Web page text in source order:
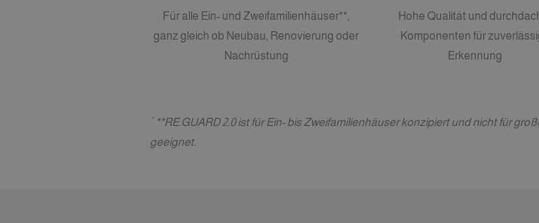
Für alle Ein- und Zweifamilienhäuser**,
ganz gleich ob Neubau, Renovierung oder
Nachrüstung
Hohe Qualität und
Komponenten für
Erkennung
´ **RE.GUARD 2.0 ist für Ein- bis Zweifamilienhäuser konzipiert und nicht für
geeignet.